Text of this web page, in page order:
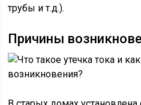
трубы и т.д.).
Причины